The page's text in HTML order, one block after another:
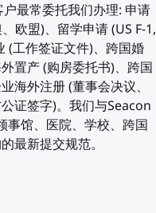
最常委托我们办理: 申请
欧盟)、留学申请 (US F-1,
(工作签证文件)、跨国婚
置产 (购房委托书)、跨国
海外注册 (董事会决议、
证签字)。我们与Seacon
事馆、医院、学校、跨国
最新提交规范。